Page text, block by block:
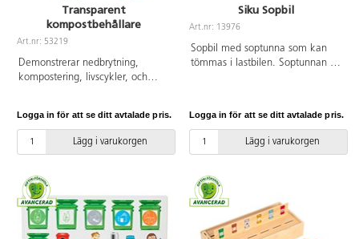
Transparent
kompostbehållare
Art.nr: 53219
Demonstrerar nedbrytning,
kompostering, livscykler, och
klara fack, tre termometrar och
lärarhandledning. Från 4 år.
Logga in för att se ditt avtalade pris.
Lägg i varukorgen
Siku Sopbil
Art.nr: 13976
Sopbil med soptunna som kan
tömmas i lastbilen. Soptunnan är
Logga in för att se ditt avtalade pris.
Lägg i varukorgen